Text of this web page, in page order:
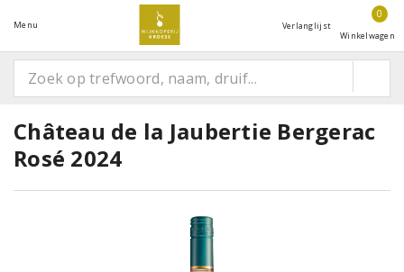
Menu Verlanglijst
0
Winkelwagen
Château de la Jaubertie Bergerac
Rosé 2024